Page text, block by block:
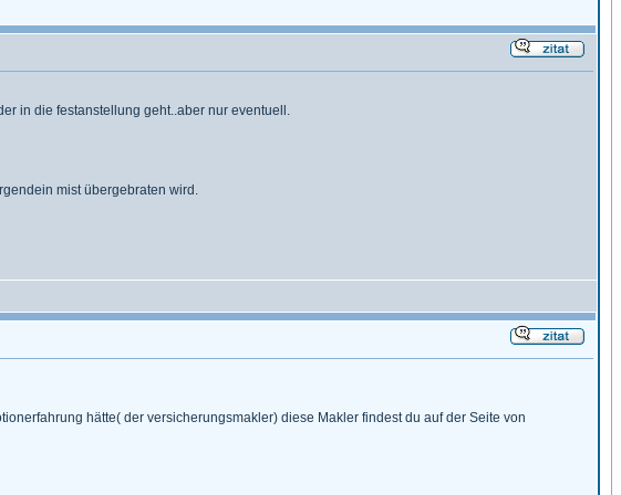
in die festanstellung geht..aber nur eventuell.
mist übergebraten wird.
hätte( der versicherungsmakler) diese Makler findest du auf der Seite von